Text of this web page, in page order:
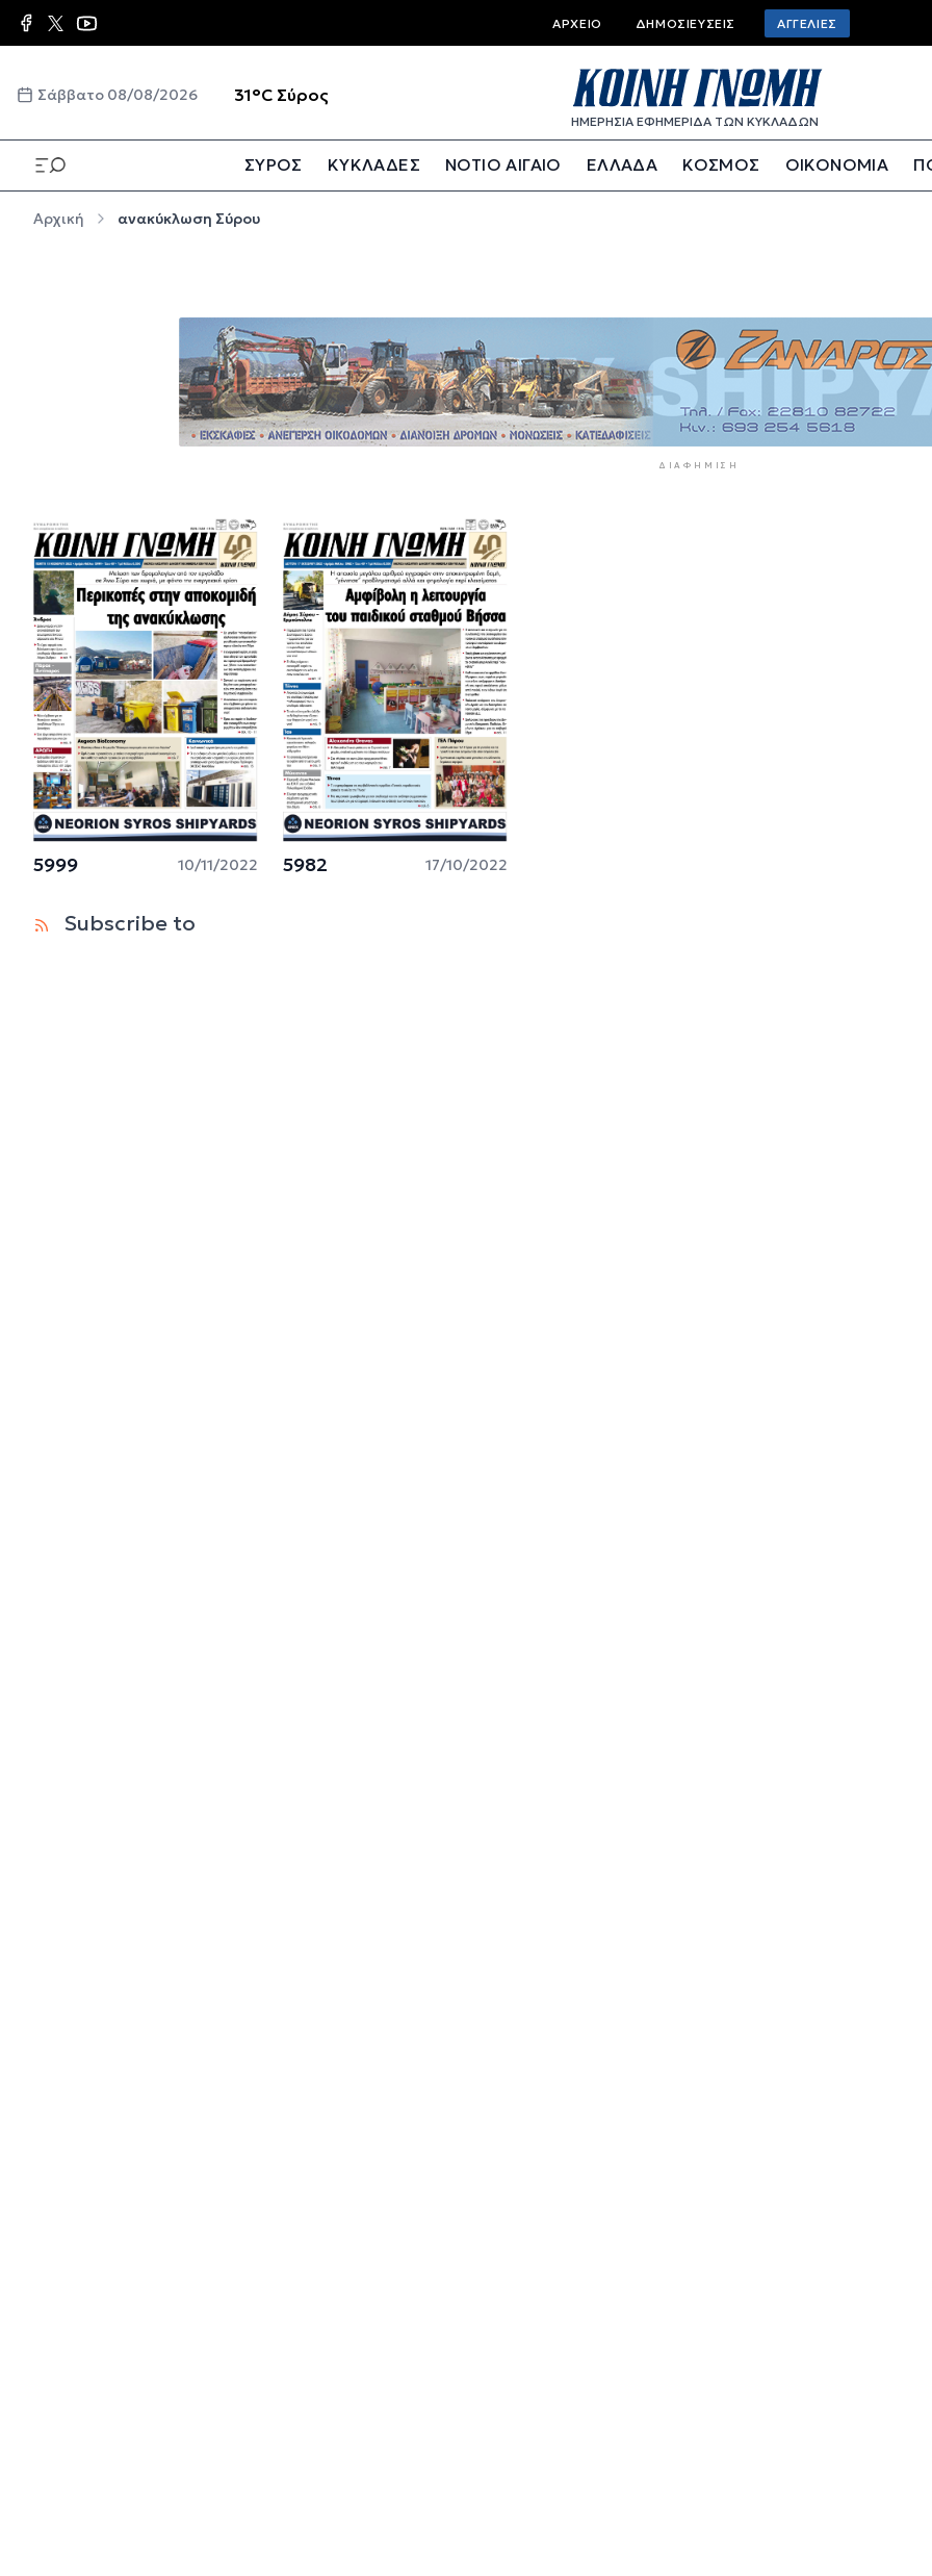
Παράκαμψη προς το κυρίως περιεχόμενο Top bar menu
ΑΡΧΕΊΟ ΔΗΜΟΣΙΕΎΣΕΙΣ ΑΓΓΕΛΊΕΣ
Σάββατο 08/08/2026 31°C Σύρος
ΗΜΕΡΗΣΙΑ ΕΦΗΜΕΡΙΔΑ ΤΩΝ ΚΥΚΛΑΔΩΝ
ΣΥΡΟΣ ΚΥΚΛΑΔΕΣ ΝΟΤΙΟ ΑΙΓΑΙΟ ΕΛΛΑΔΑ ΚΟΣΜΟΣ ΟΙΚΟΝΟΜΙΑ
Αρχική ανακύκλωση Σύρου
ΔΙΑΦΉΜΙΣΗ
5999 10/11/2022 5982 17/10/2022
Subscribe to